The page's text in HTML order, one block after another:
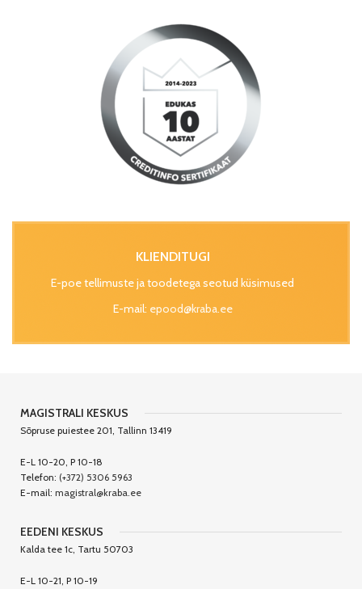
KLIENDITUGI
E-poe tellimuste ja toodetega seotud küsimused
E-mail: epood@kraba.ee
MAGISTRALI KESKUS
Sõpruse puiestee 201, Tallinn 13419
E-L 10-20, P 10-18
Telefon: (+372) 5306 5963
E-mail: magistral@kraba.ee
EEDENI KESKUS
Kalda tee 1c, Tartu 50703
E-L 10-21, P 10-19